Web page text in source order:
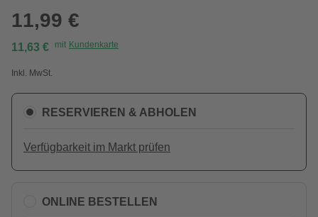
11,99 €
11,63 € mit Kundenkarte
Inkl. MwSt.
RESERVIEREN & ABHOLEN
Verfügbarkeit im Markt prüfen
ONLINE BESTELLEN